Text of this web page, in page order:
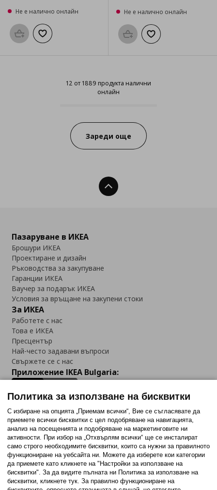
Не е налично онлайн
Προσθήκη στο καλάθι
Добави към списъка с любими
Не е налично онлайн
Προσθήκη στο καλάθι
Добави към
12 от 1889 продукта налични
онлайн
12 от 1889 продукта налични
Зареди още
Нагоре
Пазаруване в ИКЕА
Брошури ИКЕА
Проектиране и дизайн
Ръководства за закупуване
Гаранции ИКЕА
Ваучер за подарък ИКЕА
Условия за връщане на закупени стоки
За ИКЕА
Работете с нас
Това е ИКЕА
Пресцентър
Най-често задавани въпроси
Свържете се с нас
Приложение IKEA Bulgaria:
Последвайте ни:
FacebookTwitterYoutubePinterestInstagram
Политика за използване на бисквитки
С избиране на опцията „Приемам всички“, Вие се съгласявате да
приемете всички бисквитки с цел подобряване на навигацията,
анализ на посещенията и подобряване на маркетинговите ни
активности. При избор на „Отхвърлям всички“ ще се инсталират
само строго необходимитe бисквитки, които са нужни за правилното
функциониране на уебсайта ни. Можете да изберете кои категории
да приемете като кликнете на "Настройки за използване на
бисквитки". За да видите пълната ни Политика за използване на
бисквитки, кликнете тук. За правилно функциониране на